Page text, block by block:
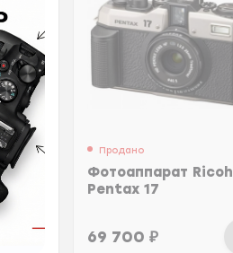
Продано
Фотоаппарат Ricoh
Pentax 17
69 700₽